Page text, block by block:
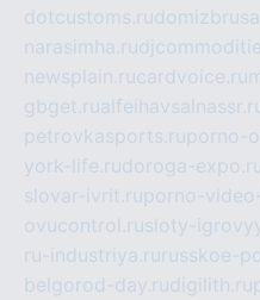
dotcustoms.ru
narasimha.ru
newsplain.rucardvoice.ru
gbget.ru
petrovkasports.ruporno-
york-life.rudoroga-
slovar-ivrit.ruporno-
ovucontrol.rusloty-
ru-industriya.ru russkoe-
belgorod-day.rudigilith.ru